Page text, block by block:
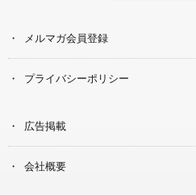
メルマガ会員登録
プライバシーポリシー
広告掲載
会社概要